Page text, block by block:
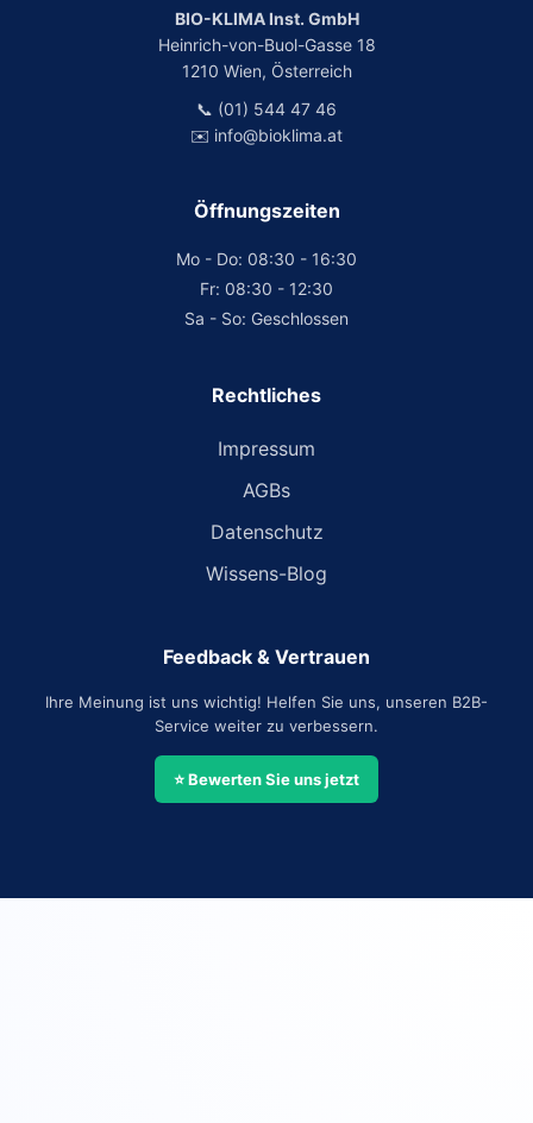
BIO-KLIMA Inst. GmbH
Heinrich-von-Buol-Gasse 18
1210 Wien, Österreich
📞 (01) 544 47 46
✉️ info@bioklima.at
Öffnungszeiten
Mo - Do: 08:30 - 16:30
Fr: 08:30 - 12:30
Sa - So: Geschlossen
Rechtliches
Impressum
AGBs
Datenschutz
Wissens-Blog
Feedback & Vertrauen
Ihre Meinung ist uns wichtig! Helfen Sie uns, unseren B2B-
Service weiter zu verbessern.
⭐ Bewerten Sie uns jetzt